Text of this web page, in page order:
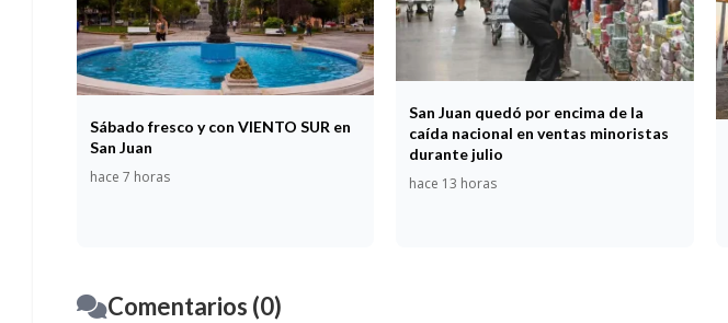
Sábado fresco y con VIENTO SUR en
San Juan
hace 7 horas
San Juan quedó por encima de la
caída nacional en ventas minoristas
durante julio
hace 13 horas
Comentarios (0)